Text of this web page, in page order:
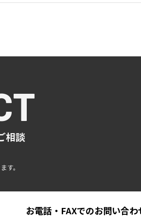
相談
す。
お電話・FAXでのお問い合わ